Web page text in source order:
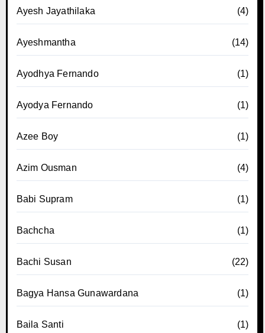
Ayesh Jayathilaka (4)
Ayeshmantha (14)
Ayodhya Fernando (1)
Ayodya Fernando (1)
Azee Boy (1)
Azim Ousman (4)
Babi Supram (1)
Bachcha (1)
Bachi Susan (22)
Bagya Hansa Gunawardana (1)
Baila Santi (1)